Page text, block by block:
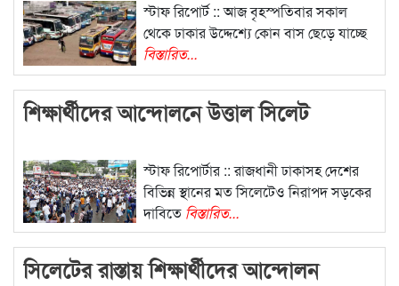
স্টাফ রিপোর্ট :: আজ বৃহস্পতিবার সকাল
থেকে ঢাকার উদ্দেশ্যে কোন বাস ছেড়ে যাচ্ছে
বিস্তারিত...
শিক্ষার্থীদের আন্দোলনে উত্তাল সিলেট
স্টাফ রিপোর্টার :: রাজধানী ঢাকাসহ দেশের
বিভিন্ন স্থানের মত সিলেটেও নিরাপদ সড়কের
দাবিতে বিস্তারিত...
সিলেটের রাস্তায় শিক্ষার্থীদের আন্দোলন